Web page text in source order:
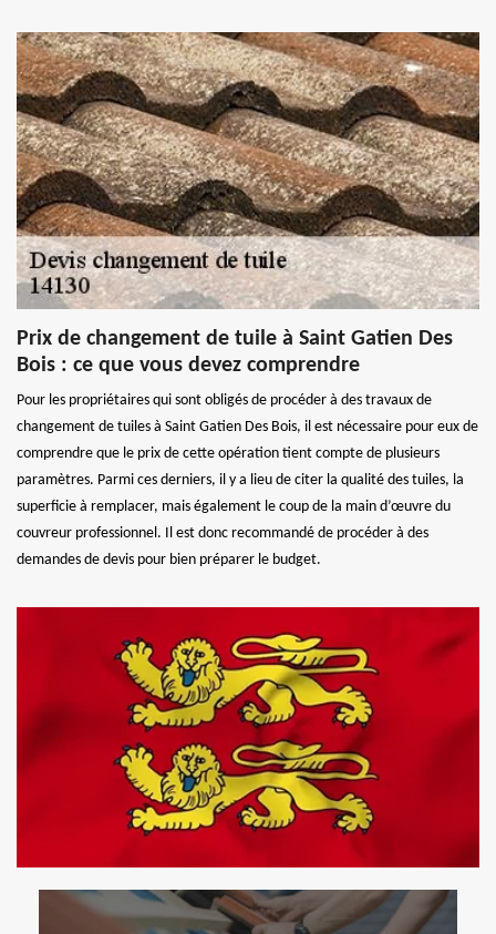
Prix de changement de tuile à Saint Gatien Des
Bois : ce que vous devez comprendre
Pour les propriétaires qui sont obligés de procéder à des travaux de
changement de tuiles à Saint Gatien Des Bois, il est nécessaire pour eux de
comprendre que le prix de cette opération tient compte de plusieurs
paramètres. Parmi ces derniers, il y a lieu de citer la qualité des tuiles, la
superficie à remplacer, mais également le coup de la main d’œuvre du
couvreur professionnel. Il est donc recommandé de procéder à des
demandes de devis pour bien préparer le budget.